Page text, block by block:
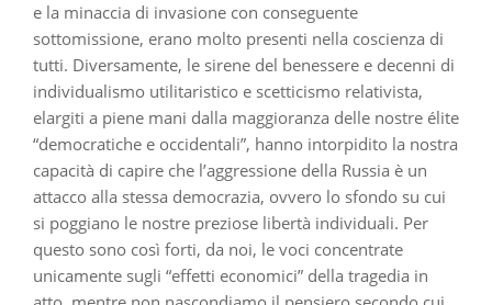
e la minaccia di invasione con conseguente
sottomissione, erano molto presenti nella coscienza di
tutti. Diversamente, le sirene del benessere e decenni di
individualismo utilitaristico e scetticismo relativista,
elargiti a piene mani dalla maggioranza delle nostre élite
“democratiche e occidentali”, hanno intorpidito la nostra
capacità di capire che l’aggressione della Russia è un
attacco alla stessa democrazia, ovvero lo sfondo su cui
si poggiano le nostre preziose libertà individuali. Per
questo sono così forti, da noi, le voci concentrate
unicamente sugli “effetti economici” della tragedia in